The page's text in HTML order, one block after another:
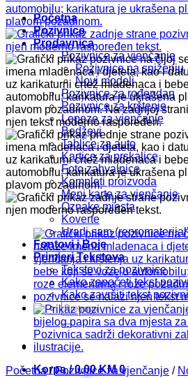
Početna
Pozivnice
Prodavnica
Pozivnice za vjenčanje
Pozivnice na sniženju
Novi modeli
Pozivnice za rođendan
Pozivnice za krštenje
Lepeze za vjenčanje
Bedževi
Tablice za auto
Kartice za prskalice
Foto zahvalnice
Kompleti proizvoda
Meni karte za vjenčanje
Oznake mjesta
Koverte
Uradi sam
Fontovi i Boje
Primjeri Tekstova
Tekstovi za pozivnice
Kako započeti tekst
Kako završiti tekst
Pretraži:
Korpa /0,00KM 0
Početna / Pozivnice za vjenčanje /